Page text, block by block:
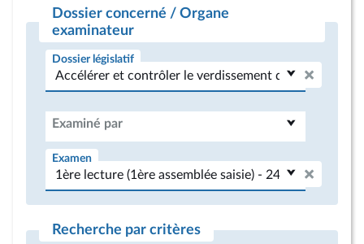
Dossier concerné / Organe
examinateur
Dossier législatif
Examiné par
Examen
Recherche par critères